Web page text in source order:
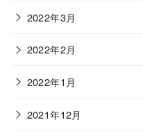
2022年3月
2022年2月
2022年1月
2021年12月